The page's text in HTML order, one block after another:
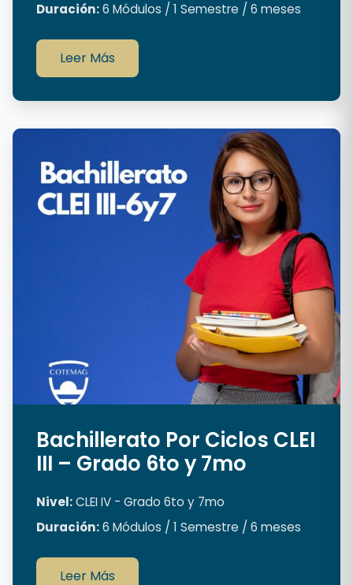
Duración:6 Módulos / 1 Semestre / 6 meses
Leer Más
Bachillerato Por Ciclos CLEI
III – Grado 6to y 7mo
Nivel:CLEI IV - Grado 6to y 7mo
Duración:6 Módulos / 1 Semestre / 6 meses
Leer Más